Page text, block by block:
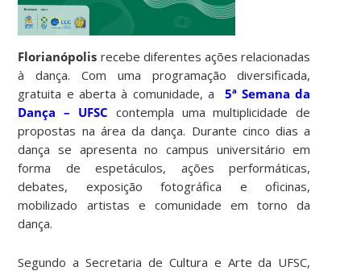
Florianópolis recebe diferentes ações relacionadas
à dança. Com uma programação diversificada,
gratuita e aberta à comunidade, a 5ª Semana da
Dança – UFSC contempla uma multiplicidade de
propostas na área da dança. Durante cinco dias a
dança se apresenta no campus universitário em
forma de espetáculos, ações performáticas,
debates, exposição fotográfica e oficinas,
mobilizado artistas e comunidade em torno da
dança.
Segundo a Secretaria de Cultura e Arte da UFSC,